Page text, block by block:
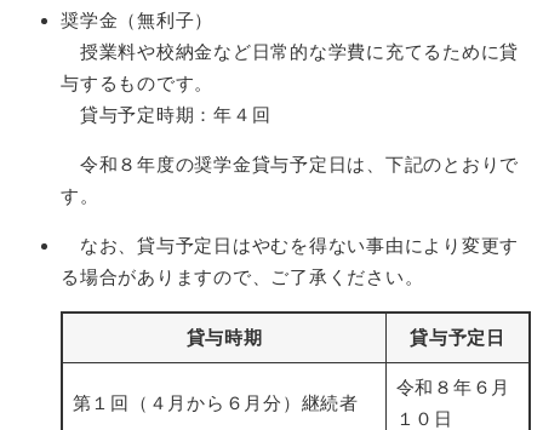
奨学金（無利子）
授業料や校納金など日常的な学費に充てるために貸
与するものです。
貸与予定時期：年４回
令和８年度の奨学金貸与予定日は、下記のとおりで
す。
なお、貸与予定日はやむを得ない事由により変更す
る場合がありますので、ご了承ください。
貸与時期 貸与予定日
第１回（４月から６月分）継続者
令和８年６月
１０日